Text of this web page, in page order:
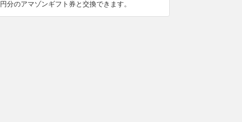
円分のアマゾンギフト券と交換できます。